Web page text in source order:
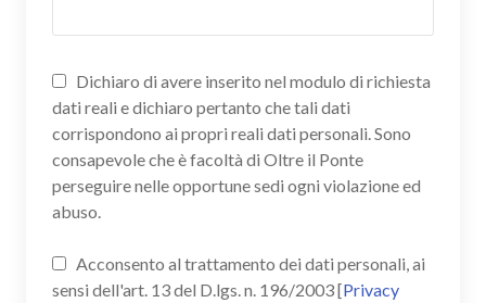
Dichiaro di avere inserito nel modulo di richiesta
dati reali e dichiaro pertanto che tali dati
corrispondono ai propri reali dati personali. Sono
consapevole che è facoltà di Oltre il Ponte
perseguire nelle opportune sedi ogni violazione ed
abuso.
Acconsento al trattamento dei dati personali, ai
sensi dell'art. 13 del D.lgs. n. 196/2003 [Privacy